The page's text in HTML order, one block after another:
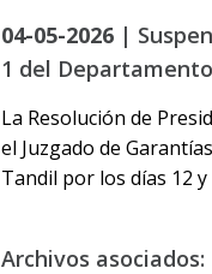
04-05-2026 |
1 del
La Resolución de
el Juzgado de
Tandil por los días 12
Archivos asociados: